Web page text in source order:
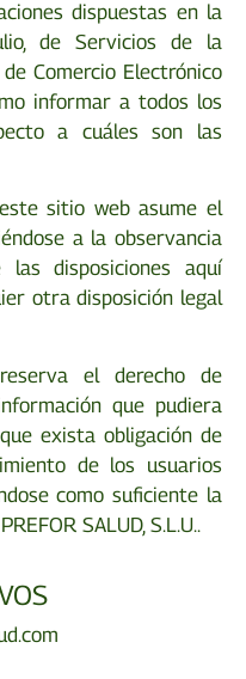
dispuestas en la
de Servicios de la
Comercio Electrónico
informar a todos los
a cuáles son las
sitio web asume el
a la observancia
disposiciones aquí
otra disposición legal
reserva el derecho de
que pudiera
exista obligación de
de los usuarios
como suficiente la
SALUD, S.L.U..